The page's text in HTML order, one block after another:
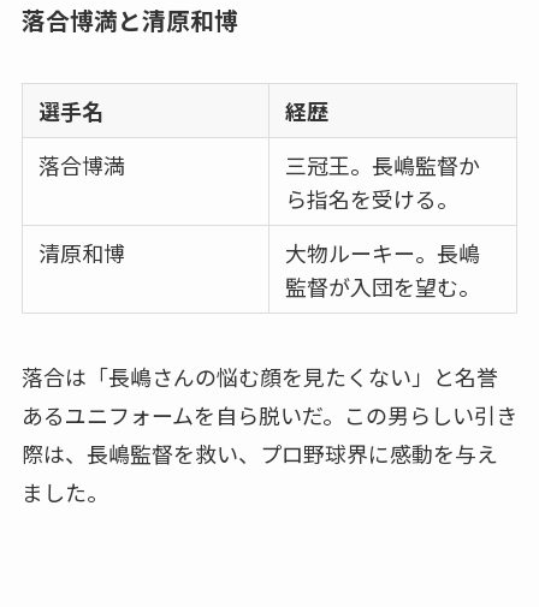
落合博満と清原和博
選手名
経歴
落合博満
三冠王。長嶋監督か
ら指名を受ける。
清原和博
大物ルーキー。長嶋
監督が入団を望む。
落合は「長嶋さんの悩む顔を見たくない」と名誉
あるユニフォームを自ら脱いだ。この男らしい引き
際は、長嶋監督を救い、プロ野球界に感動を与え
ました。